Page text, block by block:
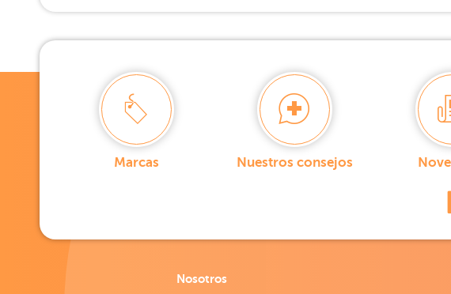
Marcas Nuestros consejos
Nosotros